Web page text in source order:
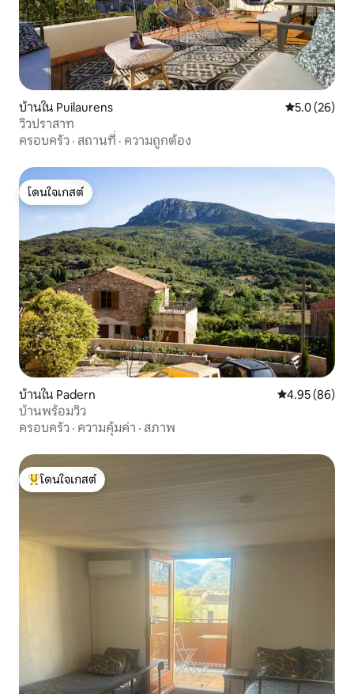
บ้านใน Puilaurens คะแนนเฉลี่ย
5.0 (26)
วิวปราสาท
ครอบครัว · สถานที่ · ความถูกต้อง
โดนใจเกสต์
โดนใจเกสต์
บ้านใน Padern คะแนนเฉลี่ย
4.95 (86)
บ้านพร้อมวิว
ครอบครัว · ความคุ้มค่า · สภาพ
โดนใจเกสต์ที่สุด
โดนใจเกสต์